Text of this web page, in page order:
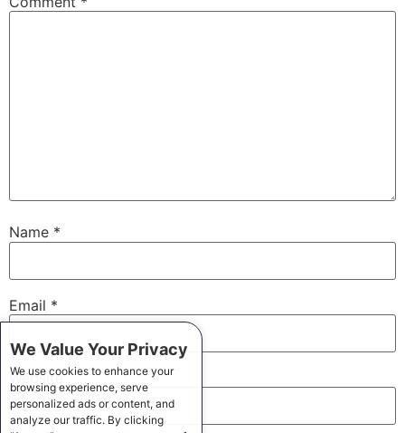
Name *
Email *
Website
We Value Your Privacy
We use cookies to enhance your
browsing experience, serve
personalized ads or content, and
analyze our traffic. By clicking